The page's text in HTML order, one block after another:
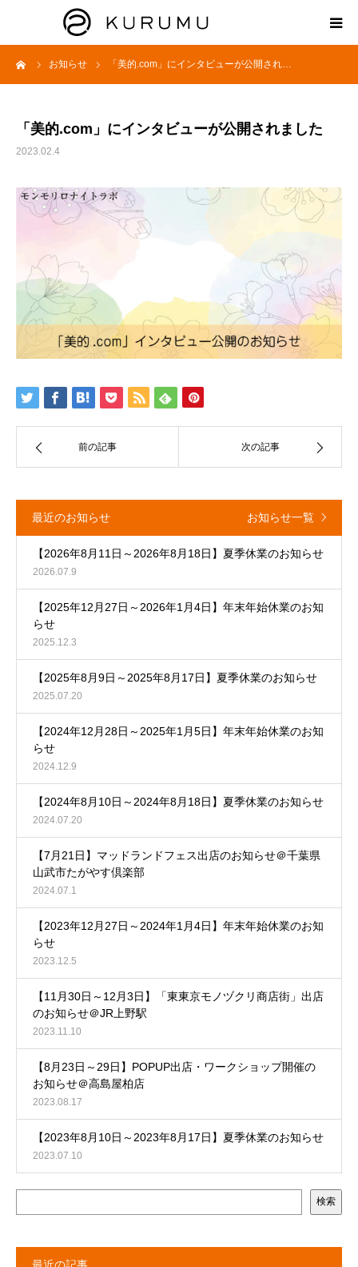
お知らせ 「美的.com」にインタビューが公開され…
「美的.com」にインタビューが公開されました
2023.02.4
前の記事 次の記事
最近のお知らせ お知らせ一覧
【2026年8月11日～2026年8月18日】夏季休業のお知らせ
2026.07.9
【2025年12月27日～2026年1月4日】年末年始休業のお知
らせ
2025.12.3
【2025年8月9日～2025年8月17日】夏季休業のお知らせ
2025.07.20
【2024年12月28日～2025年1月5日】年末年始休業のお知
らせ
2024.12.9
【2024年8月10日～2024年8月18日】夏季休業のお知らせ
2024.07.20
【7月21日】マッドランドフェス出店のお知らせ＠千葉県
山武市たがやす倶楽部
2024.07.1
【2023年12月27日～2024年1月4日】年末年始休業のお知
らせ
2023.12.5
【11月30日～12月3日】「東東京モノヅクリ商店街」出店
のお知らせ＠JR上野駅
2023.11.10
【8月23日～29日】POPUP出店・ワークショップ開催の
お知らせ＠高島屋柏店
2023.08.17
【2023年8月10日～2023年8月17日】夏季休業のお知らせ
2023.07.10
検索
最近の記事
HOME
モンモリロナイトラボ
えどがわ楽市